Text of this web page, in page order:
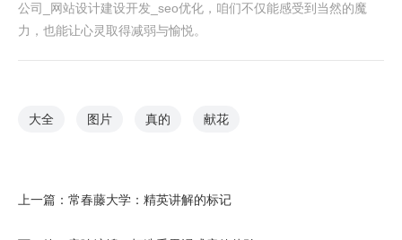
公司_网站设计建设开发_seo优化，咱们不仅能感受到当然的魔
力，也能让心灵取得减弱与愉悦。
大全 图片 真的 献花
上一篇： 常春藤大学：精英讲解的标记